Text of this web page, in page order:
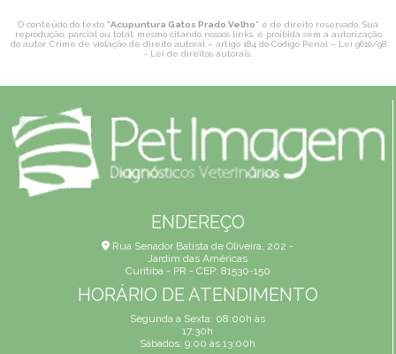
O conteúdo do texto "Acupuntura Gatos Prado Velho" é de direito reservado. Sua
reprodução, parcial ou total, mesmo citando nossos links, é proibida sem a autorização
do autor. Crime de violação de direito autoral – artigo 184 do Código Penal – Lei 9610/98
- Lei de direitos autorais
ENDEREÇO
Rua Senador Batista de Oliveira, 202 -
Jardim das Américas
Curitiba - PR - CEP: 81530-150
HORÁRIO DE ATENDIMENTO
Segunda a Sexta: 08:00h às
17:30h
Sábados: 9:00 às 13:00h